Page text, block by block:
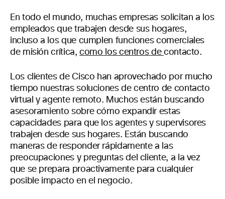
En todo el mundo, muchas empresas solicitan a los
empleados que trabajen desde sus hogares,
incluso a los que cumplen funciones comerciales
de misión crítica,como los centros de contacto.
Los clientes de Cisco han aprovechado por mucho
tiempo nuestras soluciones de centro de contacto
virtualy agente remoto. Muchos están buscando
asesoramiento sobre cómo expandir estas
capacidades para que los agentes y supervisores
trabajen desde sus hogares. Están buscando
maneras de responder rápidamente a las
preocupaciones y preguntas del cliente, a la vez
que se prepara proactivamente para cualquier
posible impacto en el negocio.